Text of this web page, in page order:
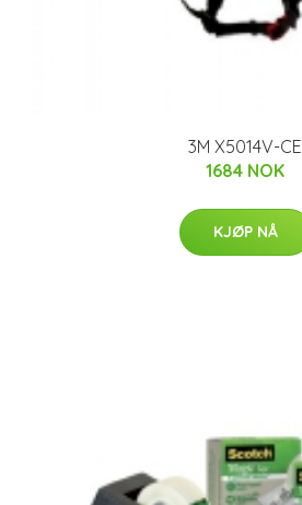
3M X5014V-CE
1684 NOK
KJØP NÅ